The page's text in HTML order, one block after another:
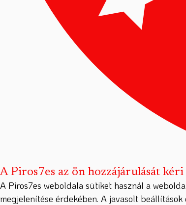
A Piros7es az ön hozzájárulását
A Piros7es weboldala sütiket használ a
megjelenítése érdekében. A javasolt